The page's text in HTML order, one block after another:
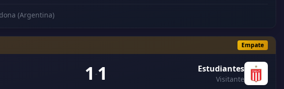
(Argentina)
Empate
1 -1 Estudiantes
Visitante